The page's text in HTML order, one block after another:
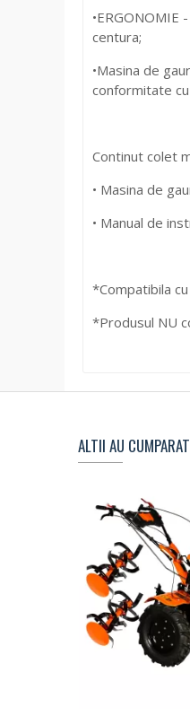
centura;
•Masina de
conformitate
Continut colet
• Masina de
• Manual de
*Compatibila
*Produsul NU
ALTII AU